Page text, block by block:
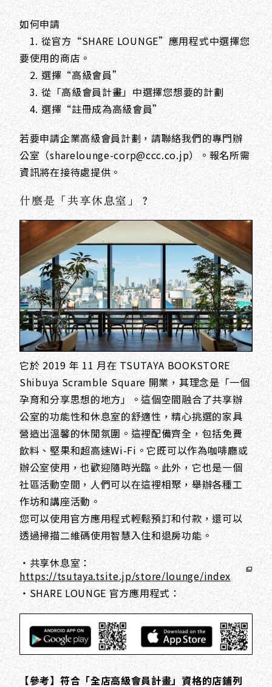
如何申請
1. 從官方“SHARE LOUNGE”應用程式中選擇您
要使用的商店。
2. 選擇“高級會員”
3. 從「高級會員計畫」中選擇您想要的計劃
4. 選擇“註冊成為高級會員”
若要申請企業高級會員計劃，請聯絡我們的專門辦
公室（sharelounge-corp@ccc.co.jp）。報名所需
資訊將在接待處提供。
什麼是「共享休息室」？
它於 2019 年 11 月在 TSUTAYA BOOKSTORE
Shibuya Scramble Square 開業，其理念是「一個
孕育和分享思想的地方」。這個空間融合了共享辦
公室的功能性和休息室的舒適性，精心挑選的家具
營造出溫馨的休閒氛圍。這裡配備齊全，包括免費
飲料、堅果和超高速Wi-Fi。它既可以作為咖啡廳或
辦公室使用，也歡迎隨時光臨。此外，它也是一個
社區活動空間，人們可以在這裡相聚，舉辦各種工
作坊和講座活動。
您可以使用官方應用程式輕鬆預訂和付款，還可以
透過掃描二維碼使用智慧入住和退房功能。
・共享休息室：
https://tsutaya.tsite.jp/store/lounge/index
・SHARE LOUNGE 官方應用程式：
【參考】符合「全店高級會員計畫」資格的店鋪列